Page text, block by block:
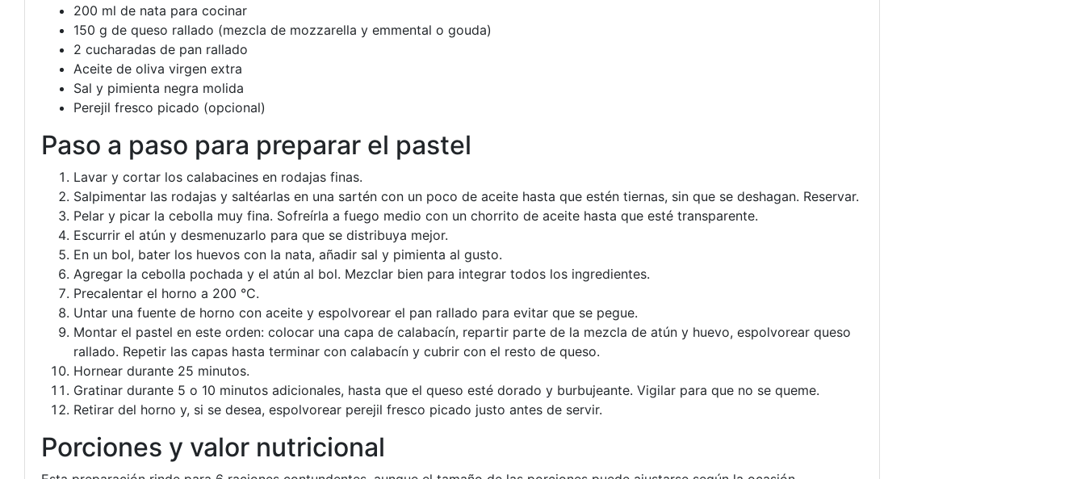
200 ml de nata para cocinar
150 g de queso rallado (mezcla de mozzarella y emmental o gouda)
2 cucharadas de pan rallado
Aceite de oliva virgen extra
Sal y pimienta negra molida
Perejil fresco picado (opcional)
Paso a paso para preparar el pastel
Lavar y cortar los calabacines en rodajas finas.
Salpimentar las rodajas y saltéarlas en una sartén con un poco de aceite hasta que estén tiernas, sin que se deshagan. Reservar.
Pelar y picar la cebolla muy fina. Sofreírla a fuego medio con un chorrito de aceite hasta que esté transparente.
Escurrir el atún y desmenuzarlo para que se distribuya mejor.
En un bol, bater los huevos con la nata, añadir sal y pimienta al gusto.
Agregar la cebolla pochada y el atún al bol. Mezclar bien para integrar todos los ingredientes.
Precalentar el horno a 200 °C.
Untar una fuente de horno con aceite y espolvorear el pan rallado para evitar que se pegue.
Montar el pastel en este orden: colocar una capa de calabacín, repartir parte de la mezcla de atún y huevo, espolvorear queso
rallado. Repetir las capas hasta terminar con calabacín y cubrir con el resto de queso.
Hornear durante 25 minutos.
Gratinar durante 5 o 10 minutos adicionales, hasta que el queso esté dorado y burbujeante. Vigilar para que no se queme.
Retirar del horno y, si se desea, espolvorear perejil fresco picado justo antes de servir.
Porciones y valor nutricional